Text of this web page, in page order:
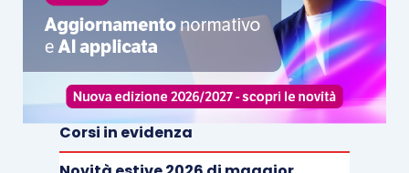
Corsi in evidenza